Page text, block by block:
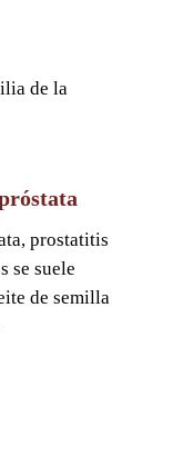
de la
prostatitis
se suele
de semilla